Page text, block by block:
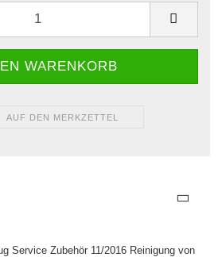
AUF DEN MERKZETTEL
Service Zubehör 11/2016 Reinigung von